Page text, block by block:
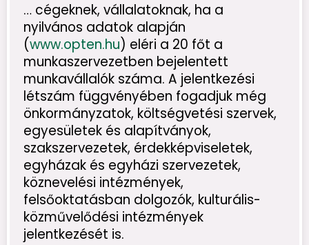
… cégeknek, vállalatoknak, ha a
nyilvános adatok alapján
(www.opten.hu) eléri a 20 főt a
munkaszervezetben bejelentett
munkavállalók száma. A jelentkezési
létszám függvényében fogadjuk még
önkormányzatok, költségvetési szervek,
egyesületek és alapítványok,
szakszervezetek, érdekképviseletek,
egyházak és egyházi szervezetek,
köznevelési intézmények,
felsőoktatásban dolgozók, kulturális-
közművelődési intézmények
jelentkezését is.